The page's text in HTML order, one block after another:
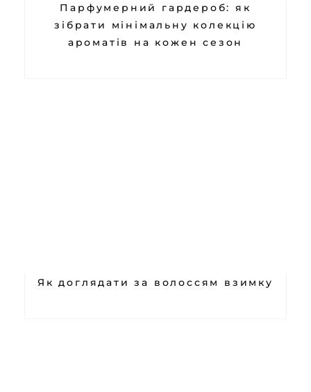
Парфумерний гардероб: як
зібрати мінімальну колекцію
ароматів на кожен сезон
Як доглядати за волоссям взимку